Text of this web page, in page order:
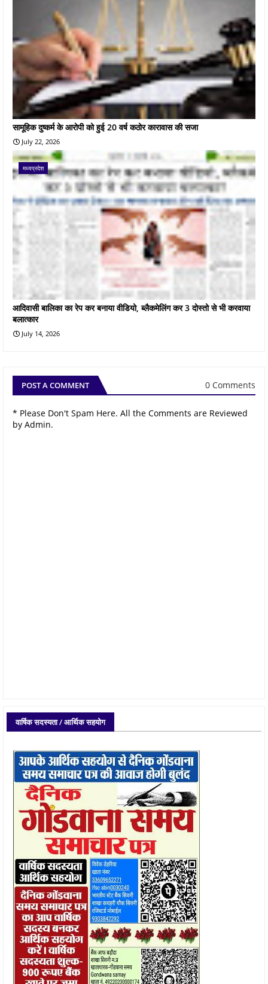
सामूहिक दुष्कर्म के आरोपी को हुई 20 वर्ष कठोर कारावास की सजा
July 22, 2026
मध्यप्रदेश
आदिवासी बालिका का रेप कर बनाया वीडियो, ब्लैकमेलिंग कर 3 दोस्तो से भी करवाया
बलात्कार
July 14, 2026
POST A COMMENT 0 Comments
* Please Don't Spam Here. All the Comments are Reviewed
by Admin.
वार्षिक सदस्यता / आर्थिक सहयोग